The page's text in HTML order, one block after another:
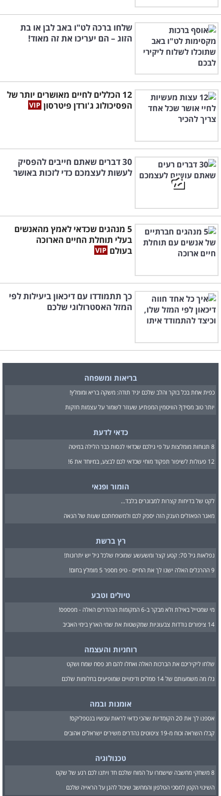
שלחו ברכה לט"ו באב לבן או בת
הזוג – הם יעריכו את זה מאוד!
12 הכללים לחיים מאושרים יותר של
הפסיכולוג ג'ורדן פיטרסון
30 דברים שאתם חייבים להפסיק
לעשות לעצמכם כדי לזכות באושר
5 מנהגים שכדאי לאמץ מהאנשים
בעלי תוחלת החיים הארוכה
בעולם
כך תתמודדו עם דיכאון ביעילות לפי
המזל האסטרולוגי שלכם
בריאות ומשפחה
כפית אחת בכל בוקר והלב שלכם יגיד תודה: משקה בריא ומומלץ!
יותר טוב מסידן? הוויטמין המפתיע שעוזר לשמור על עצמות חזקות
כדאי לדעת
8 תנוחות מומלצות על פי גילכם שכדאי לנסות כבר הלילה במיטה
12 פעולות לשיפור תפקוד מוחי שכדאי לכם לבצע, במיוחד את 6!
הומור ופנאי
לקט של בדיחות קצרות למבוגרים בלבד...
מאגר הפאזלים הענק הזה יספק לכם ולמשפחתכם שעות של הנאה
רץ ברשת
נפלאות גיל 70: קטע קצר ומשעשע שמוכיח שלכל גיל יש יתרונות!
9 ההרגלים האלה ישנו לך את החיים - טיפ מספר 5 מומלץ בחום!
טיולים וטבע
מי שמטייל באילת ולא מבקר ב-6 המקומות הנהדרים האלה - מפספס!
14 ציפורים נודדות צבעוניות שמקשטות את שמי הארץ בימי האביב
רוחניות והעצמה
שלחו ליקיריכם את הברכות האלה ואחלו להם חג פסח שמח ושקט
גלו מה משמעותם של 14 סמלים ודימויים שמופיעים בחלומות שלכם
אומנות ובמה
אספנו לך את 20 הקומדיות שהכי כדאי לראות עכשיו בנטפליקס!
קבלו השראה וכוח מ-19 ציטוטים נהדרים משירים ישראלים אהובים
טכנולוגיה
8 משחקי מחשבה שישמרו על המוח שלכם חד ויתנו לכם רגע של שקט
השינוי הקטן למסכי הטלפון והמחשב שיכול להגן על הראייה שלכם